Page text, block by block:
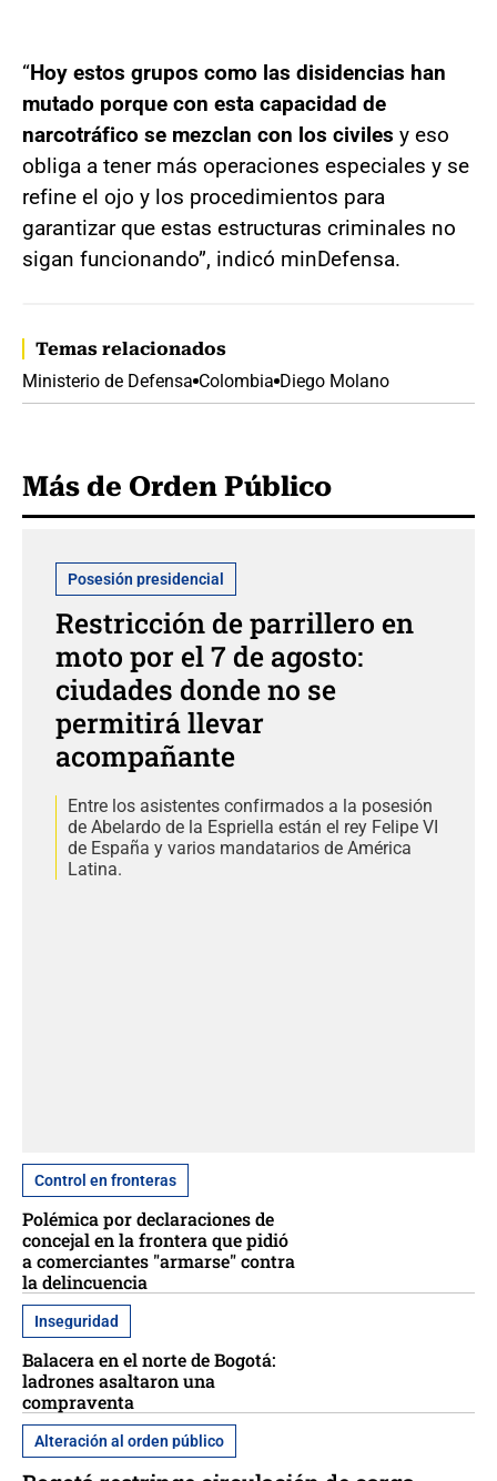
“Hoy estos grupos como las disidencias han
mutado porque con esta capacidad de
narcotráfico se mezclan con los civiles y eso
obliga a tener más operaciones especiales y se
refine el ojo y los procedimientos para
garantizar que estas estructuras criminales no
sigan funcionando”, indicó minDefensa.
Temas relacionados
Ministerio de Defensa Colombia Diego Molano
Más de Orden Público
Posesión presidencial
Restricción de parrillero en
moto por el 7 de agosto:
ciudades donde no se
permitirá llevar
acompañante
Entre los asistentes confirmados a la posesión
de Abelardo de la Espriella están el rey Felipe VI
de España y varios mandatarios de América
Latina.
Control en fronteras
Polémica por declaraciones de
concejal en la frontera que pidió
a comerciantes "armarse" contra
la delincuencia
Inseguridad
Balacera en el norte de Bogotá:
ladrones asaltaron una
compraventa
Alteración al orden público